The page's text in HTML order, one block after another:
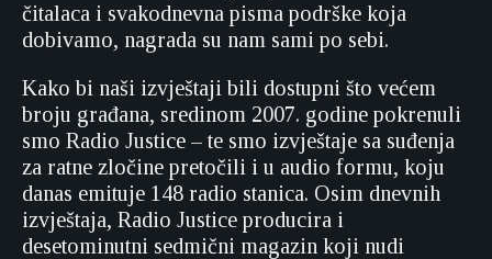
čitalaca i svakodnevna pisma podrške koja
dobivamo, nagrada su nam sami po sebi.
Kako bi naši izvještaji bili dostupni što većem
broju građana, sredinom 2007. godine pokrenuli
smo Radio Justice – te smo izvještaje sa suđenja
za ratne zločine pretočili i u audio formu, koju
danas emituje 148 radio stanica. Osim dnevnih
izvještaja, Radio Justice producira i
desetominutni sedmični magazin koji nudi